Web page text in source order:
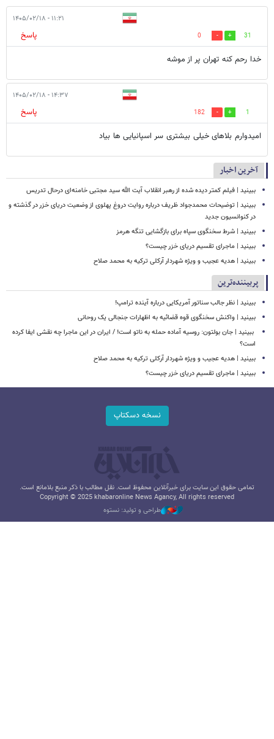
۱۱:۲۱ - ۱۴۰۵/۰۲/۱۸
31
0
پاسخ
خدا رحم کنه تهران پر از موشه
۱۴:۳۷ - ۱۴۰۵/۰۲/۱۸
1
182
پاسخ
امیدوارم بلاهای خیلی بیشتری سر اسپانیایی ها بیاد
آخرین اخبار
ببینید | فیلم کمتر دیده شده از رهبر انقلاب آیت الله سید مجتبی خامنه‌ای درحال تدریس
ببینید | توضیحات محمدجواد ظریف درباره روایت دروغ پهلوی از وضعیت دریای خزر در گذشته و
در کنوانسیون جدید
ببینید | شرط سخنگوی سپاه برای بازگشایی تنگه هرمز
ببینید | ماجرای تقسیم دریای خزر چیست؟
ببینید | هدیه عجیب و ویژه شهردار آرکلی ترکیه به محمد صلاح
پربیننده‌ترین
ببینید | نظر جالب سناتور آمریکایی درباره آینده ترامپ!
ببینید | واکنش سخنگوی قوه قضائیه به اظهارات جنجالی یک روحانی
‏ ببینید | جان بولتون: روسیه آماده حمله به ناتو است! / ایران در این ماجرا چه نقشی ایفا کرده
است؟
ببینید | هدیه عجیب و ویژه شهردار آرکلی ترکیه به محمد صلاح
ببینید | ماجرای تقسیم دریای خزر چیست؟
نسخه دسکتاپ
تمامی حقوق این سایت برای خبرآنلاین محفوظ است. نقل مطالب با ذکر منبع بلامانع است.
Copyright © 2025 khabaronline News Agancy, All rights reserved
طراحی و تولید: نستوه